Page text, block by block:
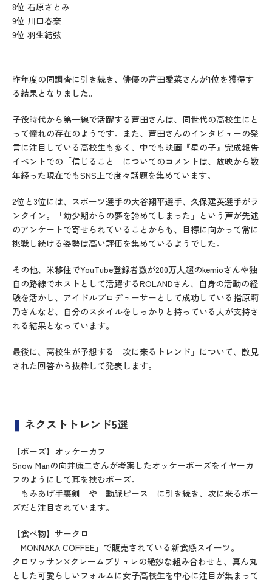
8位 石原さとみ
9位 川口春奈
9位 羽生結弦
昨年度の同調査に引き続き、俳優の芦田愛菜さんが1位を獲得す
る結果となりました。
子役時代から第一線で活躍する芦田さんは、同世代の高校生にと
って憧れの存在のようです。また、芦田さんのインタビューの発
言に注目している高校生も多く、中でも映画『星の子』完成報告
イベントでの「信じること」についてのコメントは、放映から数
年経った現在でもSNS上で度々話題を集めています。
2位と3位には、スポーツ選手の大谷翔平選手、久保建英選手がラ
ンクイン。「幼少期からの夢を諦めてしまった」という声が先述
のアンケートで寄せられていることからも、目標に向かって常に
挑戦し続ける姿勢は高い評価を集めているようでした。
その他、米移住でYouTube登録者数が200万人超のkemioさんや独
自の路線でホストとして活躍するROLANDさん、自身の活動の経
験を活かし、アイドルプロデューサーとして成功している指原莉
乃さんなど、自分のスタイルをしっかりと持っている人が支持さ
れる結果となっています。
最後に、高校生が予想する「次に来るトレンド」について、散見
された回答から抜粋して発表します。
❚ ネクストトレンド5選
【ポーズ】オッケーカフ
Snow Manの向井康二さんが考案したオッケーポーズをイヤーカ
フのようにして耳を挟むポーズ。
「もみあげ手裏剣」や「動脈ピース」に引き続き、次に来るポー
ズだと注目されています。
【食べ物】サークロ
「MONNAKA COFFEE」で販売されている新食感スイーツ。
クロワッサン×クレームブリュレの絶妙な組み合わせと、真ん丸
とした可愛らしいフォルムに女子高校生を中心に注目が集まって